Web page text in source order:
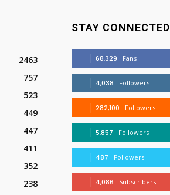
2463
757
523
449
447
411
352
238
STAY CONNECTED
68,329 Fans
4,038 Followers
282,100 Followers
5,857 Followers
487 Followers
4,086 Subscribers